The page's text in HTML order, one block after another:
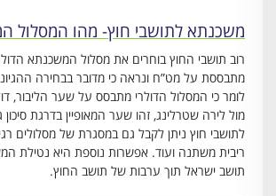
משכנתא לתושבי חוץ- מהו המסלול
רוב תושבי החוץ בוחרים את מסלול המשכנתא
מתבססת על מט”ח ונראה כי מדובר בבחירה
לומר כי המסלול הדולרי מתבסס על שער הליבור,
מול לירה שטרלינג, זהו שער המאופיין בדרגת
לתושבי חוץ ניתן לקבל גם במסגרת של מסלולים
ריבית משתנה ועוד. אפשרות נוספת היא נטילת
תושב ישראל תוך ערבות של תושב החוץ.